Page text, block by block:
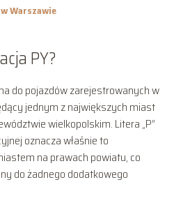
Warszawie
PY?
do pojazdów zarejestrowanych w
jednym z największych miast
wielkopolskim. Litera „P”
oznacza właśnie to
na prawach powiatu, co
do żadnego dodatkowego